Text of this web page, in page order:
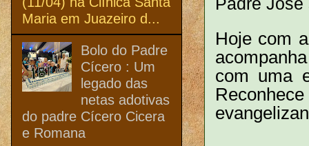
Hoje com
com uma
Maria em Juazeiro d...
Bolo do Padre
Cícero : Um
legado das
netas adotivas
do padre Cícero Cicera
e Romana